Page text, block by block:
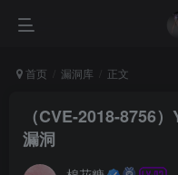
首页 漏洞库 正文
（CVE-2018-8756
漏洞